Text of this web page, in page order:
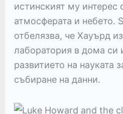
истинският му интерес
атмосферата и небето.
отбелязва, че Хауърд
лаборатория в дома си
развитието на науката
събиране на данни.